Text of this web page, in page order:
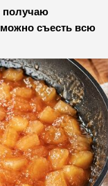
получаю
можно съесть всю